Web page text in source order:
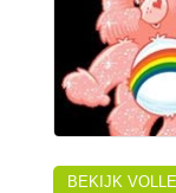
BEKIJK